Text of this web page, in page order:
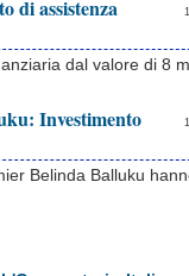
di assistenza
dal valore di 8
Investimento
Belinda Balluku